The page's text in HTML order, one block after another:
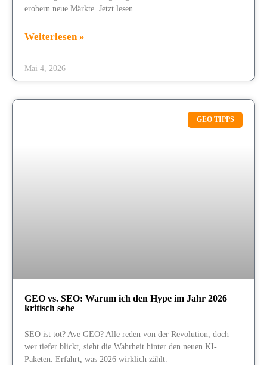
erobern neue Märkte. Jetzt lesen.
Weiterlesen »
Mai 4, 2026
GEO TIPPS
GEO vs. SEO: Warum ich den Hype im Jahr 2026
kritisch sehe
SEO ist tot? Ave GEO? Alle reden von der Revolution, doch
wer tiefer blickt, sieht die Wahrheit hinter den neuen KI-
Paketen. Erfahrt, was 2026 wirklich zählt.